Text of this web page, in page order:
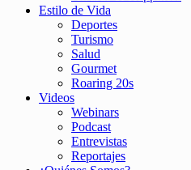
Estilo de Vida
Deportes
Turismo
Salud
Gourmet
Roaring 20s
Videos
Webinars
Podcast
Entrevistas
Reportajes